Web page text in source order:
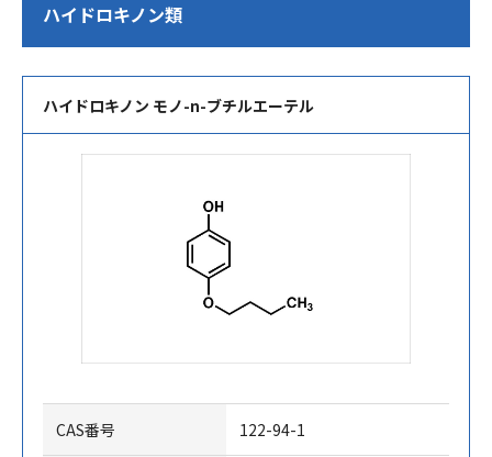
ハイドロキノン類
ハイドロキノン モノ-n-ブチルエーテル
CAS番号 122-94-1